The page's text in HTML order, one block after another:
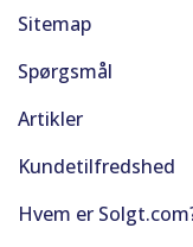
Sitemap
Spørgsmål
Artikler
Kundetilfredshed
Hvem er